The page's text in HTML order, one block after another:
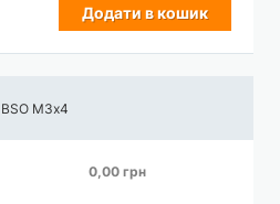
Додати в кошик
BSO М3х4
0,00 грн